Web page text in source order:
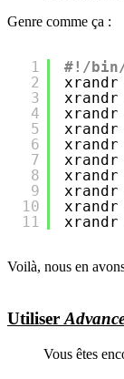
Genre comme ça :
1
2
3
4
5
6
7
8
9
10
11
#!/bin/
xrandr
xrandr
xrandr
xrandr
xrandr
xrandr
xrandr
xrandr
xrandr
xrandr
Voilà, nous en
Utiliser
Vous êtes